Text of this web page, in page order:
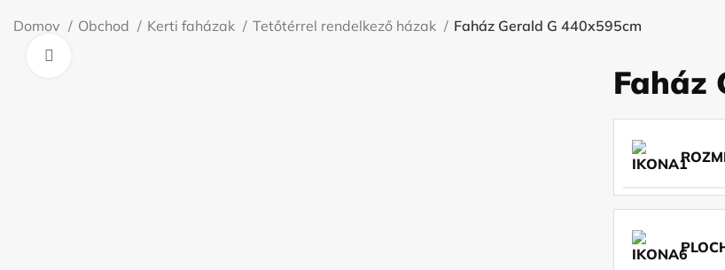
Domov Obchod Kerti faházak Tetőtérrel rendelkező házak Faház Gerald G 440x595cm
Faház